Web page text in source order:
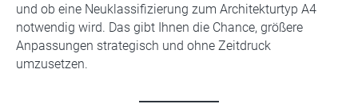
und ob eine Neuklassifizierung zum Architekturtyp A4
notwendig wird. Das gibt Ihnen die Chance, größere
Anpassungen strategisch und ohne Zeitdruck
umzusetzen.